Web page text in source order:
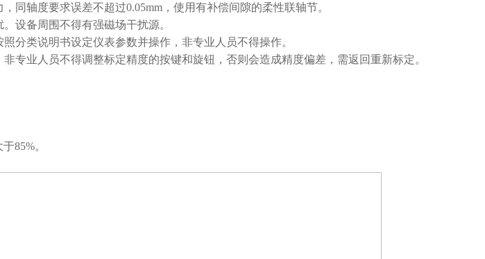
同轴度要求误差不超过0.05mm，使用有补偿间隙的柔性联轴节。
设备周围不得有强磁场干扰源。
分类说明书设定仪表参数并操作，非专业人员不得操作。
专业人员不得调整标定精度的按键和旋钮，否则会造成精度偏差，需返回重新标定。
85%。